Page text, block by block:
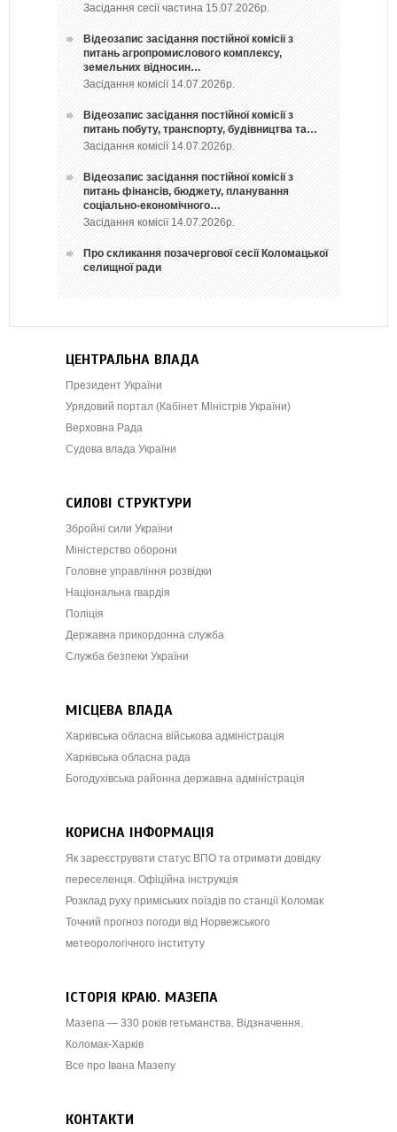
Засідання сесії частина 15.07.2026р.
Відеозапис засідання постійної комісії з
питань агропромислового комплексу,
земельних відносин…
Засідання комісії 14.07.2026р.
Відеозапис засідання постійної комісії з
питань побуту, транспорту, будівництва та…
Засідання комісії 14.07.2026р.
Відеозапис засідання постійної комісії з
питань фінансів, бюджету, планування
соціально-економічного…
Засідання комісії 14.07.2026р.
Про скликання позачергової сесії Коломацької
селищної ради
ЦЕНТРАЛЬНА ВЛАДА
Президент України
Урядовий портал (Кабінет Міністрів України)
Верховна Рада
Судова влада України
СИЛОВІ СТРУКТУРИ
Збройні сили України
Міністерство оборони
Головне управління розвідки
Національна гвардія
Поліція
Державна прикордонна служба
Служба безпеки України
МІСЦЕВА ВЛАДА
Харківська обласна військова адміністрація
Харківська обласна рада
Богодухівська районна державна адміністрація
КОРИСНА ІНФОРМАЦІЯ
Як зареєструвати статус ВПО та отримати довідку
переселенця. Офіційна інструкція
Розклад руху приміських поїздів по станції Коломак
Точний прогноз погоди від Норвежського
метеорологічного інституту
ІСТОРІЯ КРАЮ. МАЗЕПА
Мазепа — 330 років гетьманства. Відзначення.
Коломак-Харків
Все про Івана Мазепу
КОНТАКТИ